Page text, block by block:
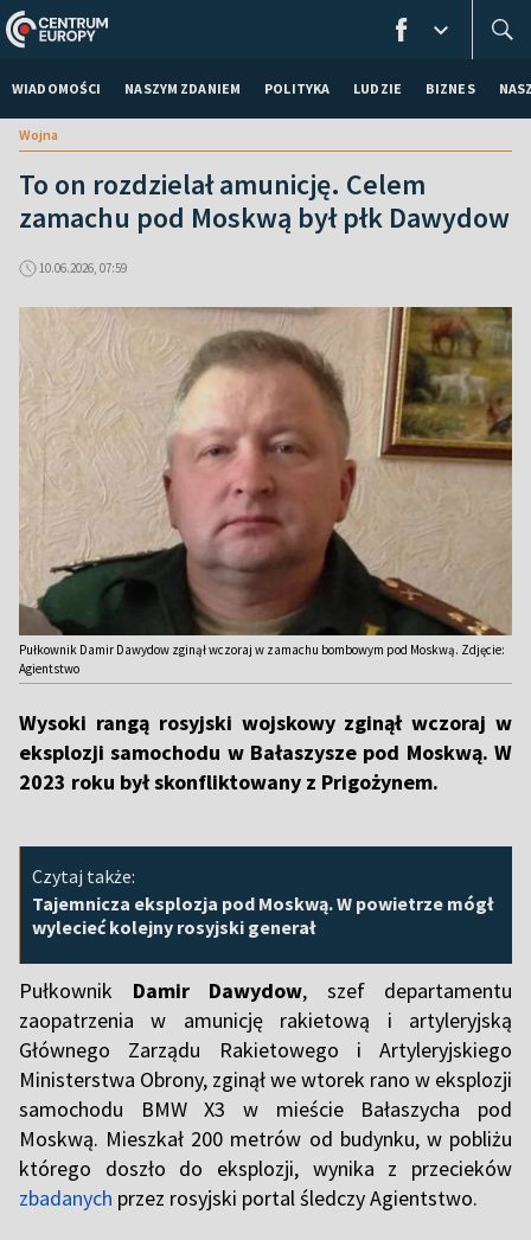
WIADOMOŚCI NASZYM ZDANIEM POLITYKA LUDZIE BIZNES
Wojna
To on rozdzielał amunicję. Celem
zamachu pod Moskwą był płk Dawydow
10.06.2026, 07:59
Pułkownik Damir Dawydow zginął wczoraj w zamachu bombowym pod Moskwą. Zdjęcie:
Agientstwo
Wysoki rangą rosyjski wojskowy zginął wczoraj w
eksplozji samochodu w Bałaszysze pod Moskwą. W
2023 roku był skonfliktowany z Prigożynem.
Czytaj także:
Tajemnicza eksplozja pod Moskwą. W powietrze mógł
wylecieć kolejny rosyjski generał
Pułkownik Damir Dawydow, szef departamentu
zaopatrzenia w amunicję rakietową i artyleryjską
Głównego Zarządu Rakietowego i Artyleryjskiego
Ministerstwa Obrony, zginął we wtorek rano w eksplozji
samochodu BMW X3 w mieście Bałaszycha pod
Moskwą. Mieszkał 200 metrów od budynku, w pobliżu
którego doszło do eksplozji, wynika z przecieków
zbadanych przez rosyjski portal śledczy Agientstwo.